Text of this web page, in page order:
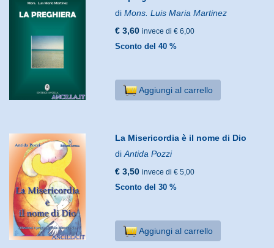
diMons. Luis Maria Martinez
€ 3,60 invece di € 6,00
Sconto del 40 %
Aggiungi al carrello
La Misericordia è il nome di Dio
diAntida Pozzi
€ 3,50 invece di € 5,00
Sconto del 30 %
Aggiungi al carrello